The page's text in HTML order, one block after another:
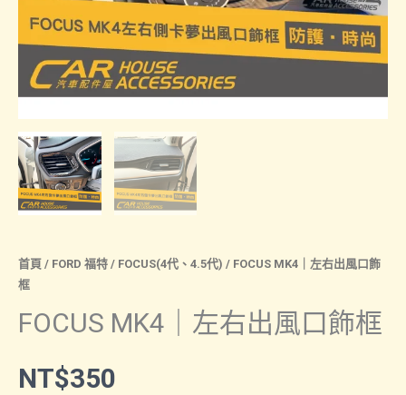
首頁 / FORD 福特 / FOCUS(4代、4.5代) / FOCUS MK4｜左右出風口飾
框
FOCUS MK4｜左右出風口飾框
NT$350